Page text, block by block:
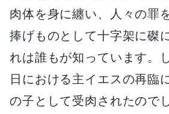
肉体を身に纏い、人々の罪
捧げものとして十字架に磔
れは誰もが知っています。
日における主イエスの再臨
の子として受肉されたので